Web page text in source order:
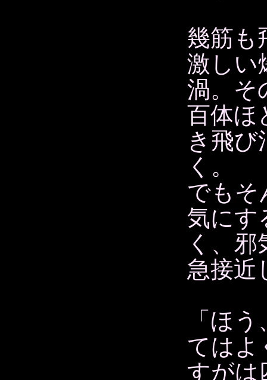
幾筋も
激しい
渦。そ
百体ほ
き飛び
く。
でもそ
気にす
く、
急接近
「ほ
てはよ
すがは